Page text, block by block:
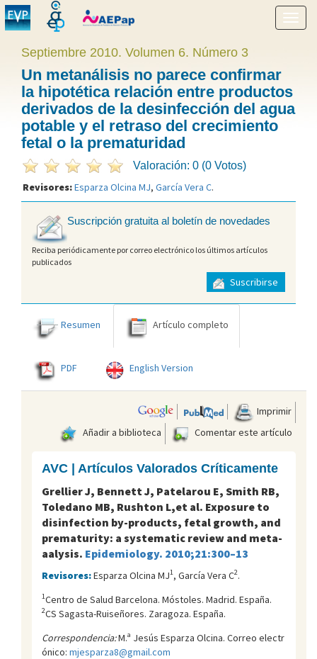
menú
Septiembre 2010. Volumen 6. Número 3
Un metanálisis no parece confirmar
la hipotética relación entre productos
derivados de la desinfección del agua
potable y el retraso del crecimiento
fetal o la prematuridad
Valoración: 0 (0 Votos)
Revisores:Esparza Olcina MJ, García Vera C.
Suscripción gratuita al boletín de novedades
Reciba periódicamente por correo electrónico los últimos artículos
publicados
Suscribirse
Resumen Artículo completo
PDF English Version
Imprimir
Añadir a biblioteca
Comentar este artículo
AVC | Artículos Valorados Críticamente
Grellier J, Bennett J, Patelarou E, Smith RB,
Toledano MB, Rushton L,et al. Exposure to
disinfection by-products, fetal growth, and
prematurity: a systematic review and meta-
aalysis. Epidemiology. 2010;21:300–13
Revisores:Esparza Olcina MJ1, García Vera C2.
1Centro de Salud Barcelona. Móstoles. Madrid. España.
2CS Sagasta-Ruiseñores. Zaragoza. España.
Correspondencia:M.ª Jesús Esparza Olcina. Correo electr
ónico: mjesparza8@gmail.com